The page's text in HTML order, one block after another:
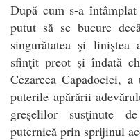
După cum s-a
putut să se bucure
singurătatea şi
sfinţit preot şi îndată
Cezareea Capadociei,
puterile apărării
greşelilor susţinute
puternică prin sprijinul